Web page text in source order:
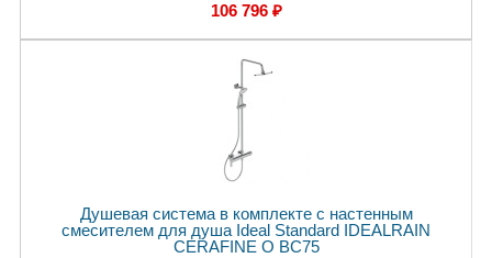
106 796 ₽
Душевая система в комплекте с настенным
смесителем для душа Ideal Standard IDEALRAIN
CERAFINE O BC75